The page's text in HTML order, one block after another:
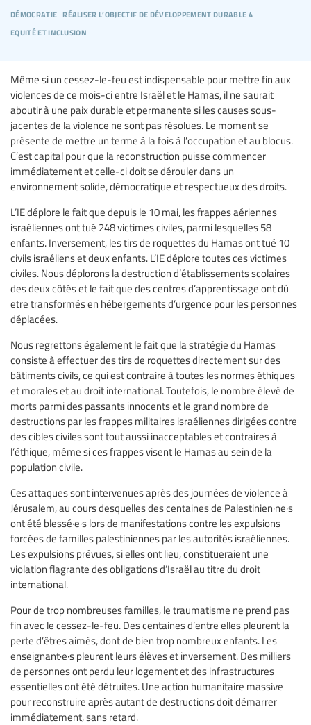
démocratie réaliser l’objectif de développement durable 4
equité et inclusion
Même si un cessez-le-feu est indispensable pour mettre fin aux
violences de ce mois-ci entre Israël et le Hamas, il ne saurait
aboutir à une paix durable et permanente si les causes sous-
jacentes de la violence ne sont pas résolues. Le moment se
présente de mettre un terme à la fois à l’occupation et au blocus.
C’est capital pour que la reconstruction puisse commencer
immédiatement et celle-ci doit se dérouler dans un
environnement solide, démocratique et respectueux des droits.
L’IE déplore le fait que depuis le 10 mai, les frappes aériennes
israéliennes ont tué 248 victimes civiles, parmi lesquelles 58
enfants. Inversement, les tirs de roquettes du Hamas ont tué 10
civils israéliens et deux enfants. L’IE déplore toutes ces victimes
civiles. Nous déplorons la destruction d’établissements scolaires
des deux côtés et le fait que des centres d’apprentissage ont dû
etre transformés en hébergements d’urgence pour les personnes
déplacées.
Nous regrettons également le fait que la stratégie du Hamas
consiste à effectuer des tirs de roquettes directement sur des
bâtiments civils, ce qui est contraire à toutes les normes éthiques
et morales et au droit international. Toutefois, le nombre élevé de
morts parmi des passants innocents et le grand nombre de
destructions par les frappes militaires israéliennes dirigées contre
des cibles civiles sont tout aussi inacceptables et contraires à
l’éthique, même si ces frappes visent le Hamas au sein de la
population civile.
Ces attaques sont intervenues après des journées de violence à
Jérusalem, au cours desquelles des centaines de Palestinien·ne·s
ont été blessé·e·s lors de manifestations contre les expulsions
forcées de familles palestiniennes par les autorités israéliennes.
Les expulsions prévues, si elles ont lieu, constitueraient une
violation flagrante des obligations d’Israël au titre du droit
international.
Pour de trop nombreuses familles, le traumatisme ne prend pas
fin avec le cessez-le-feu. Des centaines d’entre elles pleurent la
perte d’êtres aimés, dont de bien trop nombreux enfants. Les
enseignant·e·s pleurent leurs élèves et inversement. Des milliers
de personnes ont perdu leur logement et des infrastructures
essentielles ont été détruites. Une action humanitaire massive
pour reconstruire après autant de destructions doit démarrer
immédiatement, sans retard.